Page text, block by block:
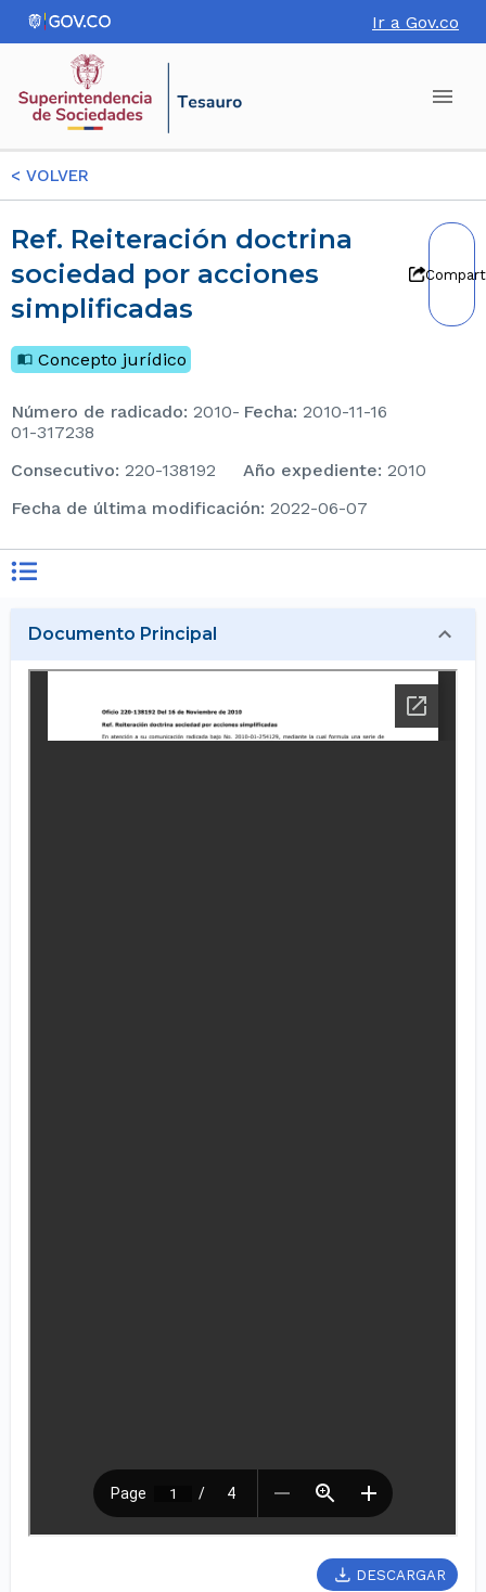
Ir a Gov.co
< VOLVER
Ref. Reiteración doctrina
sociedad por acciones
simplificadas
Concepto jurídico
Número de radicado: 2010-
01-317238
Fecha: 2010-11-16
consecutivo: 220-138192 Año expediente: 2010
Fecha de última modificación: 2022-06-07
Documento Principal
DESCARGAR